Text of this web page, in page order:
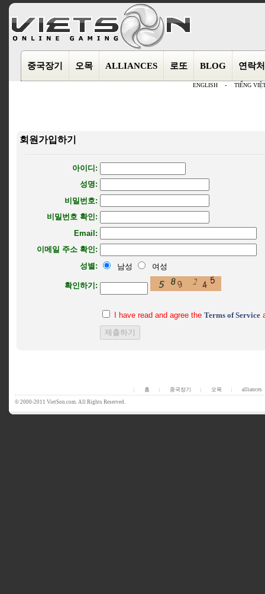
중국장기 오목 ALLIANCES 로또 BLOG 연락처
ENGLISH - TIẾNG
회원가입하기
아이디:
성명:
비밀번호:
비밀번호 확인:
Email:
이메일 주소 확인:
성별:
남성 여성
확인하기:
I have read and agree the Terms of Service
홈 중국장기 오목 alliances
© 2000-2011 VietSon.com. All Rights Reserved.